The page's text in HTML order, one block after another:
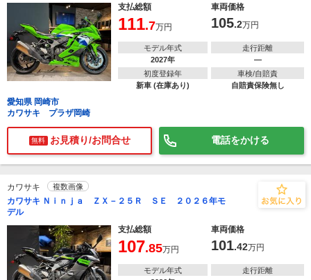
支払総額 車両価格
111.7万円 105.2万円
モデル年式
2027年
走行距離
―
初度登録年
新車 (在庫あり)
車検/自賠責
自賠責保険無し
愛知県 岡崎市
カワサキ プラザ岡崎
無料 お見積り/お問合せ 電話をかける
カワサキ 複数画像
カワサキ Ｎｉｎｊａ ＺＸ－２５Ｒ ＳＥ ２０２６年モ
デル
支払総額
車両価格
107.85万円 101.42万円
モデル年式
走行距離